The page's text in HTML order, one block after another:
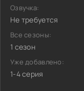
Озвучка:
Не требуется
Все сезоны:
1 сезон
Уже добавлено:
1-4 серия